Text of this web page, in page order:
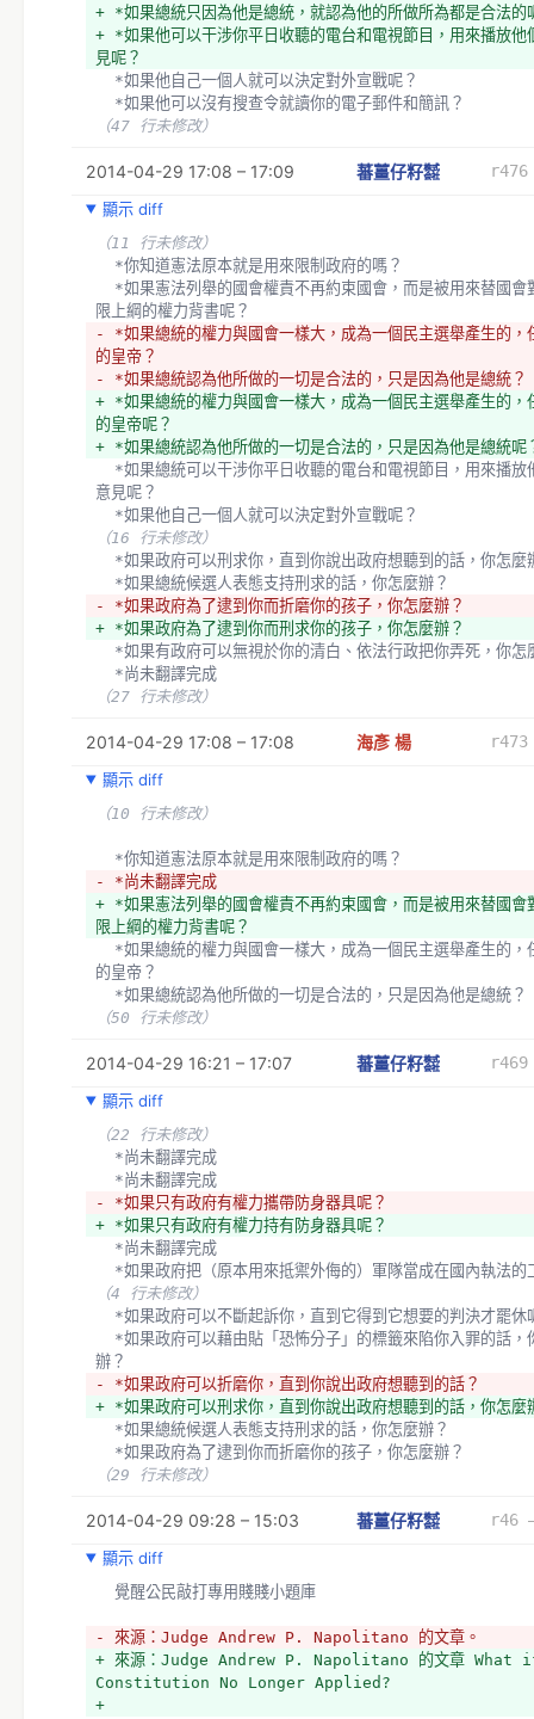
+ *如果總統只因為他是總統，就認為他的所做所為都是合法
+ *如果他可以干涉你平日收聽的電台和電視節目，用來播放他
見呢？
  *如果他自己一個人就可以決定對外宣戰呢？
  *如果他可以沒有搜查令就讀你的電子郵件和簡訊？
（47 行未修改）
2014-04-29 17:08 – 17:09 蕃薑仔籽㍿
顯示 diff
（11 行未修改）
  *你知道憲法原本就是用來限制政府的嗎？
限上綱的權力背書呢？
- *如果總統的權力與國會一樣大，成為一個民主選舉產生的，
的皇帝？
- *如果總統認為他所做的一切是合法的，只是因為他是總統
+ *如果總統的權力與國會一樣大，成為一個民主選舉產生的，
的皇帝呢？
+ *如果總統認為他所做的一切是合法的，只是因為他是總統
意見呢？
  *如果他自己一個人就可以決定對外宣戰呢？
（16 行未修改）
*如果政府可以刑求你，直到你說出政府想聽到的話，你怎麼
  *如果總統候選人表態支持刑求的話，你怎麼辦？
- *如果政府為了逮到你而折磨你的孩子，你怎麼辦？
+ *如果政府為了逮到你而刑求你的孩子，你怎麼辦？
*如果有政府可以無視於你的清白、依法行政把你弄死，你怎
  *尚未翻譯完成
（27 行未修改）
2014-04-29 17:08 – 17:08 海彥 楊
顯示 diff
（10 行未修改）
  *你知道憲法原本就是用來限制政府的嗎？
- *尚未翻譯完成
+ *如果憲法列舉的國會權責不再約束國會，而是被用來替國會
限上綱的權力背書呢？
的皇帝？
*如果總統認為他所做的一切是合法的，只是因為他是總統
（50 行未修改）
2014-04-29 16:21 – 17:07 蕃薑仔籽㍿
顯示 diff
（22 行未修改）
  *尚未翻譯完成
  *尚未翻譯完成
- *如果只有政府有權力攜帶防身器具呢？
+ *如果只有政府有權力持有防身器具呢？
  *尚未翻譯完成
*如果政府把（原本用來抵禦外侮的）軍隊當成在國內執法的
（4 行未修改）
*如果政府可以不斷起訴你，直到它得到它想要的判決才罷休
辦？
- *如果政府可以折磨你，直到你說出政府想聽到的話？
+ *如果政府可以刑求你，直到你說出政府想聽到的話，你怎麼
  *如果總統候選人表態支持刑求的話，你怎麼辦？
  *如果政府為了逮到你而折磨你的孩子，你怎麼辦？
（29 行未修改）
2014-04-29 09:28 – 15:03 蕃薑仔籽㍿
r46
顯示 diff
  覺醒公民敲打專用賤賤小題庫
- 來源：Judge Andrew P. Napolitano 的文章。
+ 來源：Judge Andrew P. Napolitano 的文章
Constitution No Longer Applied?
+